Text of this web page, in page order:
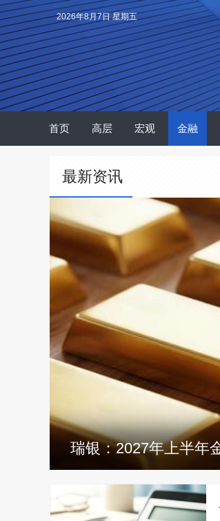
2026年8月7日 星期五
首页 高层 宏观 金融
最新资讯
瑞银：2027年上半年